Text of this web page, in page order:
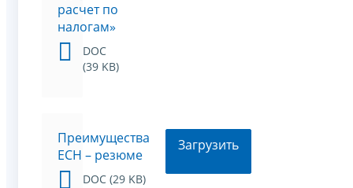
расчет по
налогам»
DOC
(39 KB)
Преимущества
ЕСН – резюме
DOC (29 KB)
Загрузить